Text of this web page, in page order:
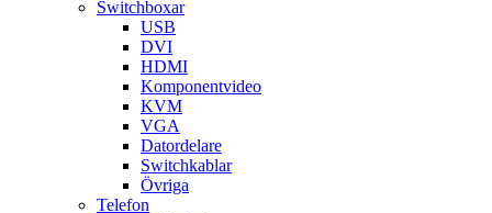
Switchboxar
USB
DVI
HDMI
Komponentvideo
KVM
VGA
Datordelare
Switchkablar
Övriga
Telefon